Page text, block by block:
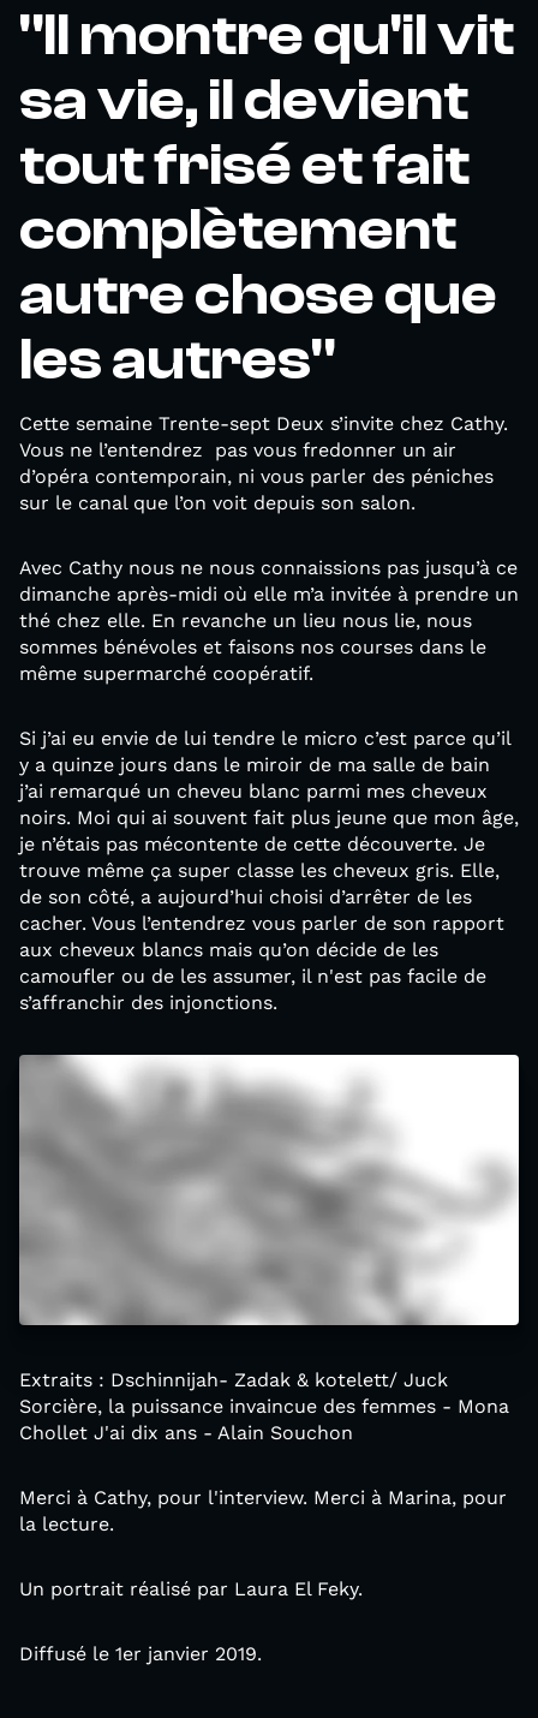
"Il montre qu'il vit
sa vie, il devient
tout frisé et fait
complètement
autre chose que
les autres"
Cette semaine Trente-sept Deux s’invite chez Cathy.
Vous ne l’entendrez pas vous fredonner un air
d’opéra contemporain, ni vous parler des péniches
sur le canal que l’on voit depuis son salon.
Avec Cathy nous ne nous connaissions pas jusqu’à ce
dimanche après-midi où elle m’a invitée à prendre un
thé chez elle. En revanche un lieu nous lie, nous
sommes bénévoles et faisons nos courses dans le
même supermarché coopératif.
Si j’ai eu envie de lui tendre le micro c’est parce qu’il
y a quinze jours dans le miroir de ma salle de bain
j’ai remarqué un cheveu blanc parmi mes cheveux
noirs. Moi qui ai souvent fait plus jeune que mon âge,
je n’étais pas mécontente de cette découverte. Je
trouve même ça super classe les cheveux gris. Elle,
de son côté, a aujourd’hui choisi d’arrêter de les
cacher. Vous l’entendrez vous parler de son rapport
aux cheveux blancs mais qu’on décide de les
camoufler ou de les assumer, il n'est pas facile de
s’affranchir des injonctions.
Extraits : Dschinnijah- Zadak & kotelett/ Juck
Sorcière, la puissance invaincue des femmes - Mona
Chollet J'ai dix ans - Alain Souchon
Merci à Cathy, pour l'interview. Merci à Marina, pour
la lecture.
Un portrait réalisé par Laura El Feky.
Diffusé le 1er janvier 2019.